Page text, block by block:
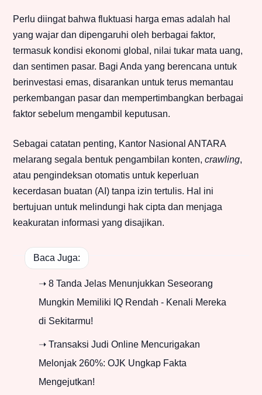
Perlu diingat bahwa fluktuasi harga emas adalah hal
yang wajar dan dipengaruhi oleh berbagai faktor,
termasuk kondisi ekonomi global, nilai tukar mata uang,
dan sentimen pasar. Bagi Anda yang berencana untuk
berinvestasi emas, disarankan untuk terus memantau
perkembangan pasar dan mempertimbangkan berbagai
faktor sebelum mengambil keputusan.
Sebagai catatan penting, Kantor Nasional ANTARA
melarang segala bentuk pengambilan konten, crawling,
atau pengindeksan otomatis untuk keperluan
kecerdasan buatan (AI) tanpa izin tertulis. Hal ini
bertujuan untuk melindungi hak cipta dan menjaga
keakuratan informasi yang disajikan.
Baca Juga:
➝ 8 Tanda Jelas Menunjukkan Seseorang
Mungkin Memiliki IQ Rendah - Kenali Mereka
di Sekitarmu!
➝ Transaksi Judi Online Mencurigakan
Melonjak 260%: OJK Ungkap Fakta
Mengejutkan!